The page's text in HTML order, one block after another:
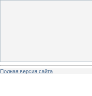
Полная версия сайта